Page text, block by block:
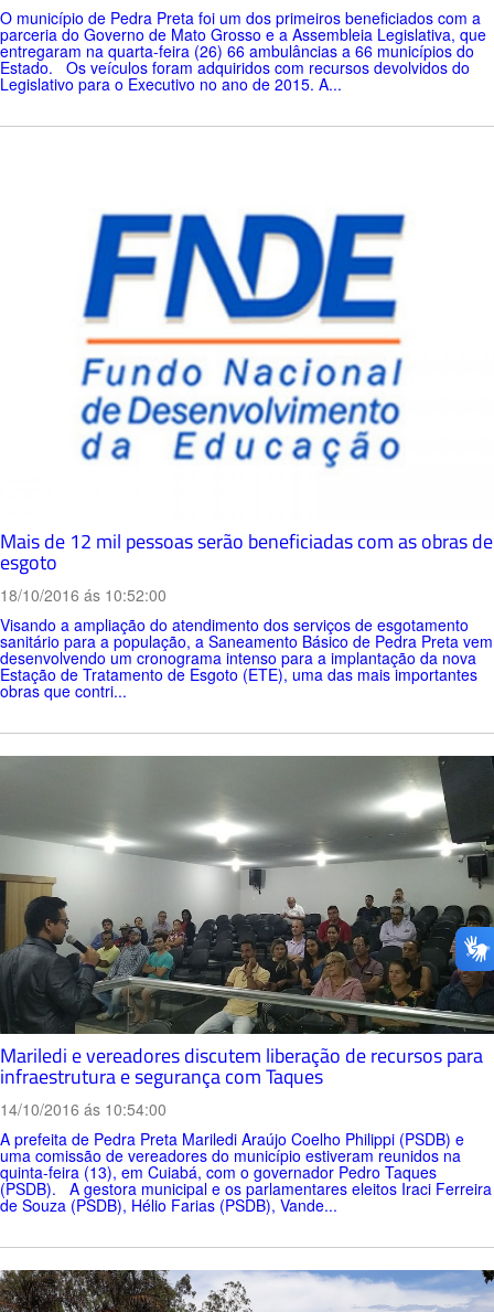
O município de Pedra Preta foi um dos primeiros beneficiados com a
parceria do Governo de Mato Grosso e a Assembleia Legislativa, que
entregaram na quarta-feira (26) 66 ambulâncias a 66 municípios do
Estado. Os veículos foram adquiridos com recursos devolvidos do
Legislativo para o Executivo no ano de 2015. A...
Mais de 12 mil pessoas serão beneficiadas com as obras de
esgoto
18/10/2016 ás 10:52:00
Visando a ampliação do atendimento dos serviços de esgotamento
sanitário para a população, a Saneamento Básico de Pedra Preta vem
desenvolvendo um cronograma intenso para a implantação da nova
Estação de Tratamento de Esgoto (ETE), uma das mais importantes
obras que contri...
Mariledi e vereadores discutem liberação de recursos para
infraestrutura e segurança com Taques
14/10/2016 ás 10:54:00
A prefeita de Pedra Preta Mariledi Araújo Coelho Philippi (PSDB) e
uma comissão de vereadores do município estiveram reunidos na
quinta-feira (13), em Cuiabá, com o governador Pedro Taques
(PSDB). A gestora municipal e os parlamentares eleitos Iraci Ferreira
de Souza (PSDB), Hélio Farias (PSDB), Vande...